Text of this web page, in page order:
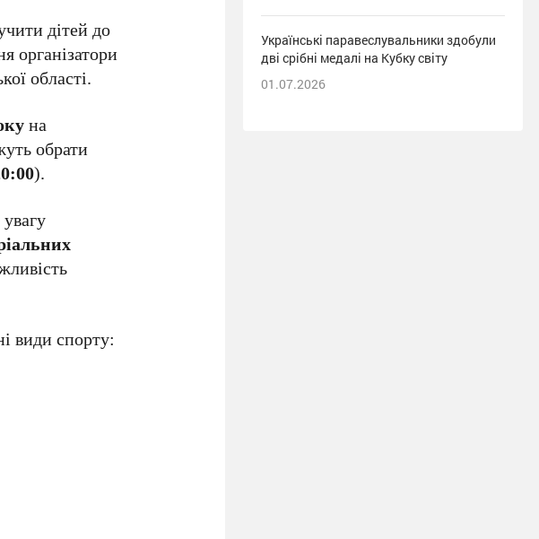
дітей до
організатори
області.
на
обрати
).
види спорту:
Українські паравеслувальники здобули
дві срібні медалі на Кубку світу
01.07.2026